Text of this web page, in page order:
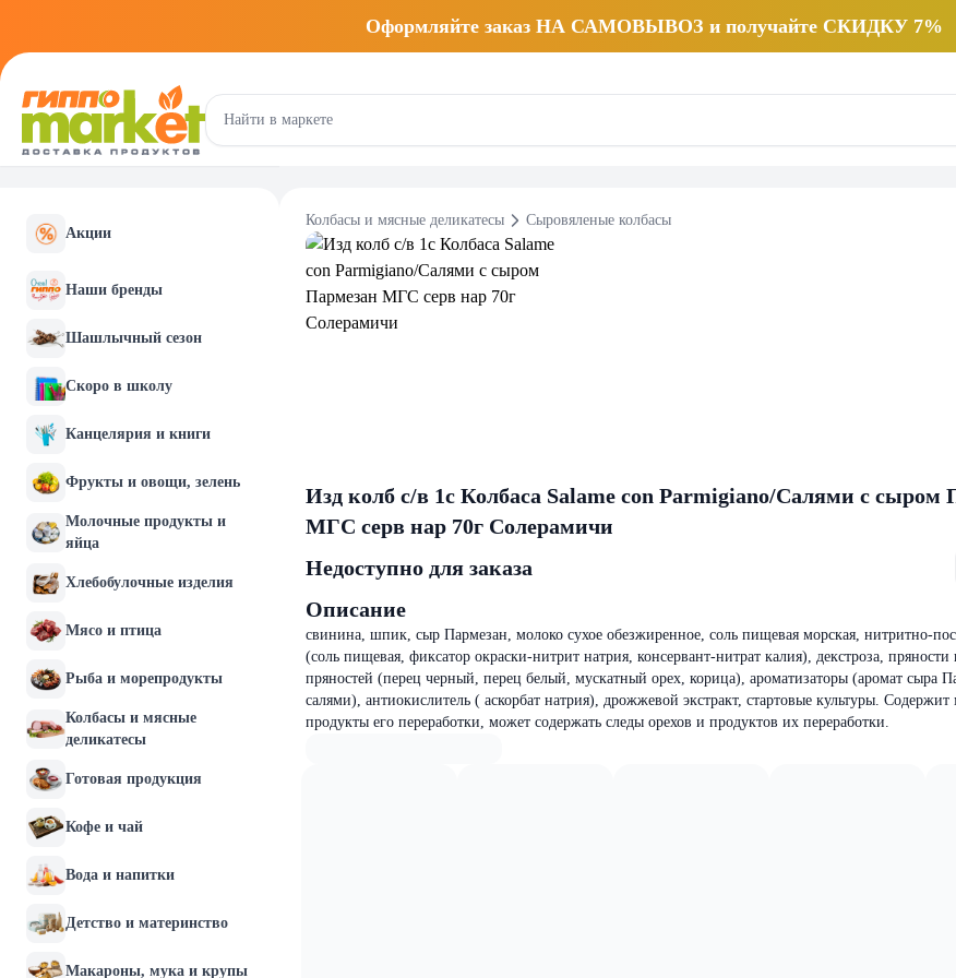
Оформляйте заказ НА САМОВЫВОЗ и получайте СКИДКУ 7%
Акции
Наши бренды
Шашлычный сезон
Скоро в школу
Канцелярия и книги
Фрукты и овощи, зелень
Молочные продукты и
яйца
Хлебобулочные изделия
Мясо и птица
Рыба и морепродукты
Колбасы и мясные
деликатесы
Готовая продукция
Кофе и чай
Вода и напитки
Детство и материнство
Макароны, мука и крупы
Колбасы и мясные деликатесы Сыровяленые колбасы
Изд колб с/в 1с Колбаса Salame con Parmigiano/Салями с сыром
МГС серв нар 70г Солерамичи
Недоступно для заказа
Описание
свинина, шпик, сыр Пармезан, молоко сухое обезжиренное, соль пищевая морская, нитритно-
(соль пищевая, фиксатор окраски-нитрит натрия, консервант-нитрат калия), декстроза, пряности
пряностей (перец черный, перец белый, мускатный орех, корица), ароматизаторы (аромат сыра
салями), антиокислитель ( аскорбат натрия), дрожжевой экстракт, стартовые культуры. Содержит
продукты его переработки, может содержать следы орехов и продуктов их переработки.